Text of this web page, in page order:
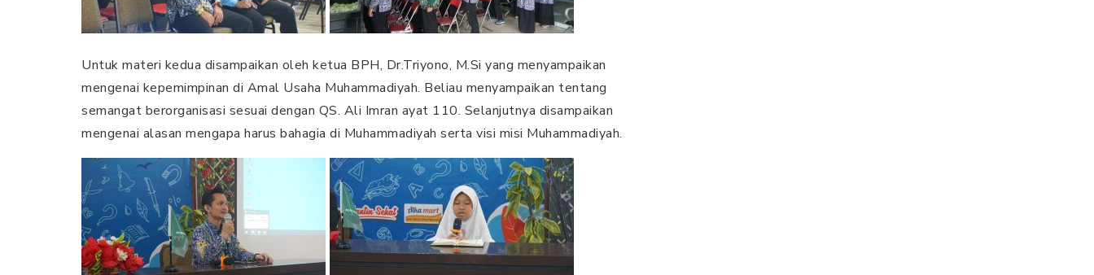
Untuk materi kedua disampaikan oleh ketua BPH, Dr.Triyono, M.Si yang menyampaikan
mengenai kepemimpinan di Amal Usaha Muhammadiyah. Beliau menyampaikan tentang
semangat berorganisasi sesuai dengan QS. Ali Imran ayat 110. Selanjutnya disampaikan
mengenai alasan mengapa harus bahagia di Muhammadiyah serta visi misi Muhammadiyah.